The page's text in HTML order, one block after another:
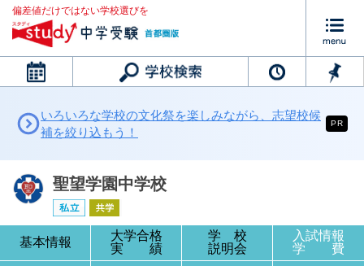
偏差値だけではない学校選びを
カレンダー
いろいろな学校の文化祭を楽しみながら、志望校候
補を絞り込もう！
PR
聖望学園中学校
基本情報
大学合格
実 績
学 校
説明会
入試情報
学 費